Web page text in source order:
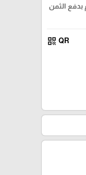
بدفع الثمن
QR
qr_code